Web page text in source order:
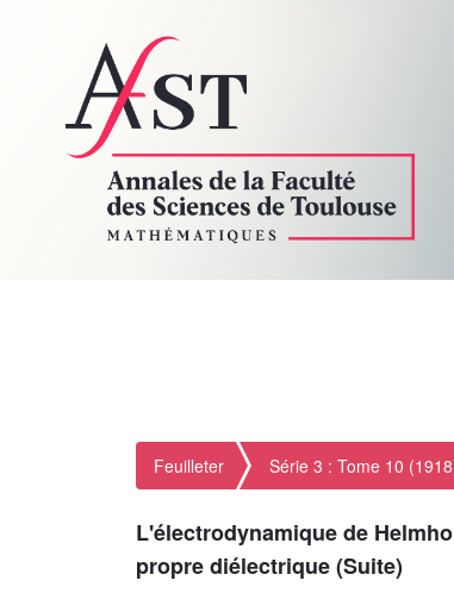
Feuilleter Série 3 : Tome 10
L'électrodynamique de
propre diélectrique (Suite)